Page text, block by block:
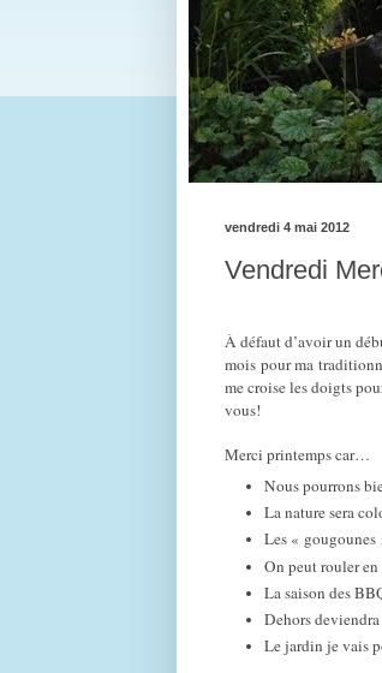
vendredi 4 mai 2012
Vendredi
À défaut d’avoir un
mois pour ma
me croise les doigts
vous!
Merci printemps car…
Nous pourrons
La nature sera
Les « gougounes
On peut rouler
La saison des
Dehors
Le jardin je vais